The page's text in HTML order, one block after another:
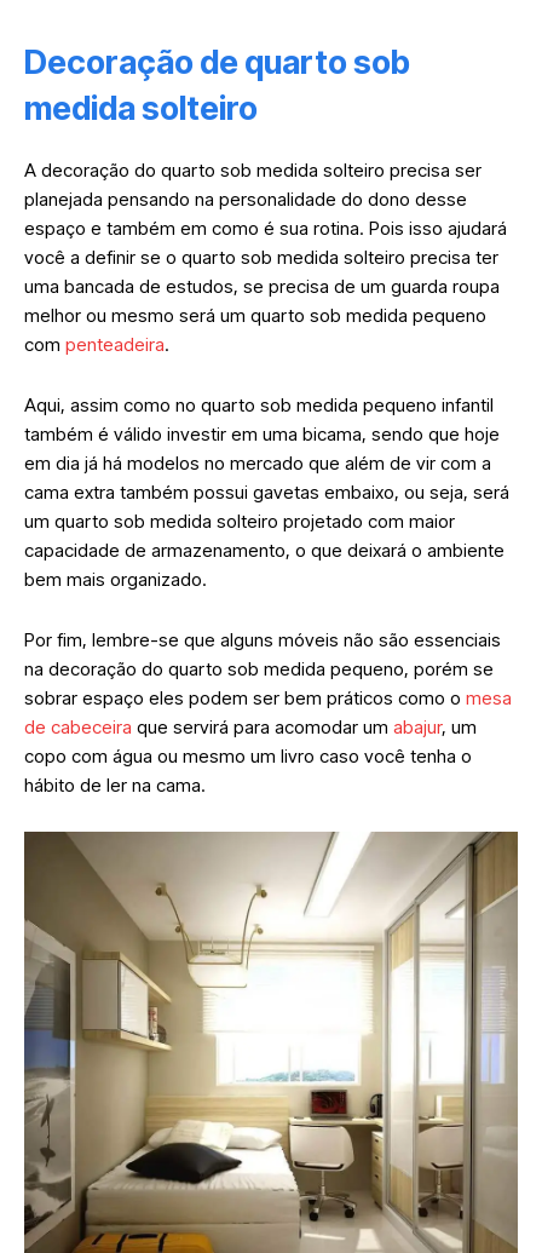
Decoração de quarto sob
medida solteiro
A decoração do quarto sob medida solteiro precisa ser
planejada pensando na personalidade do dono desse
espaço e também em como é sua rotina. Pois isso ajudará
você a definir se o quarto sob medida solteiro precisa ter
uma bancada de estudos, se precisa de um guarda roupa
melhor ou mesmo será um quarto sob medida pequeno
com penteadeira.
Aqui, assim como no quarto sob medida pequeno infantil
também é válido investir em uma bicama, sendo que hoje
em dia já há modelos no mercado que além de vir com a
cama extra também possui gavetas embaixo, ou seja, será
um quarto sob medida solteiro projetado com maior
capacidade de armazenamento, o que deixará o ambiente
bem mais organizado.
Por fim, lembre-se que alguns móveis não são essenciais
na decoração do quarto sob medida pequeno, porém se
sobrar espaço eles podem ser bem práticos como o mesa
de cabeceira que servirá para acomodar um abajur, um
copo com água ou mesmo um livro caso você tenha o
hábito de ler na cama.